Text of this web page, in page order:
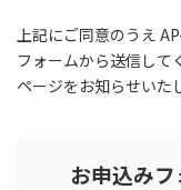
上記にご同意のうえ
フォームから送信して
ページをお知らせいた
お申込みフ